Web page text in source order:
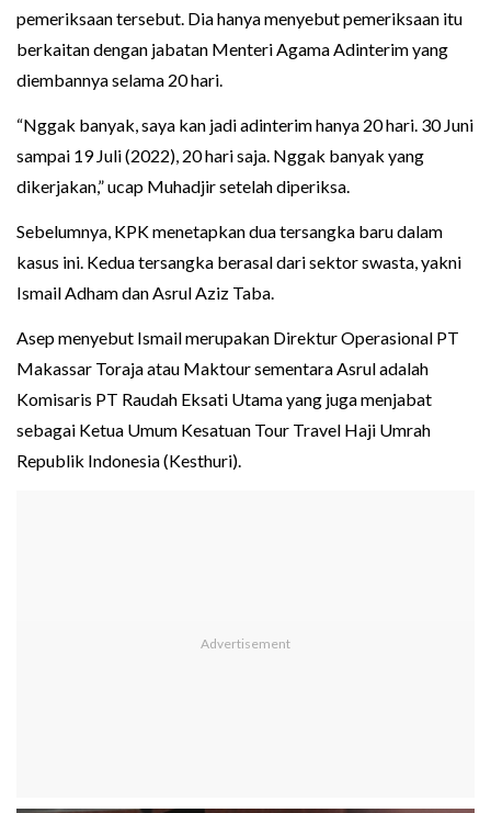
pemeriksaan tersebut. Dia hanya menyebut pemeriksaan itu
berkaitan dengan jabatan Menteri Agama Adinterim yang
diembannya selama 20 hari.
“Nggak banyak, saya kan jadi adinterim hanya 20 hari. 30 Juni
sampai 19 Juli (2022), 20 hari saja. Nggak banyak yang
dikerjakan,” ucap Muhadjir setelah diperiksa.
Sebelumnya, KPK menetapkan dua tersangka baru dalam
kasus ini. Kedua tersangka berasal dari sektor swasta, yakni
Ismail Adham dan Asrul Aziz Taba.
Asep menyebut Ismail merupakan Direktur Operasional PT
Makassar Toraja atau Maktour sementara Asrul adalah
Komisaris PT Raudah Eksati Utama yang juga menjabat
sebagai Ketua Umum Kesatuan Tour Travel Haji Umrah
Republik Indonesia (Kesthuri).